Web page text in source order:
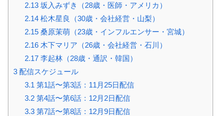
2.13坂入みずき（28歳・医師・アメリカ）
2.14松木星良（30歳・会社経営・山梨）
2.15桑原茉萌（23歳・インフルエンサー・宮城）
2.16木下マリア（26歳・会社経営・石川）
2.17李起林（28歳・通訳・韓国）
3 配信スケジュール
3.1 第1話〜第3話：11月25日配信
3.2第4話〜第6話：12月2日配信
3.3第7話〜第8話：12月9日配信